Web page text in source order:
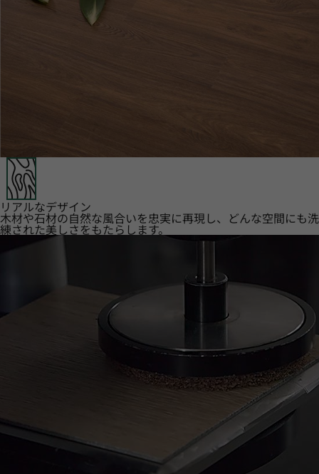
リアルなデザイン
木材や石材の自然な風合いを忠実に再現し、どんな空間にも洗
練された美しさをもたらします。